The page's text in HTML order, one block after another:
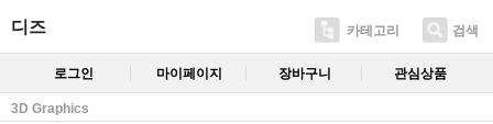
디즈 카테고리 검색
로그인 마이페이지 장바구니 관심상품
3D Graphics